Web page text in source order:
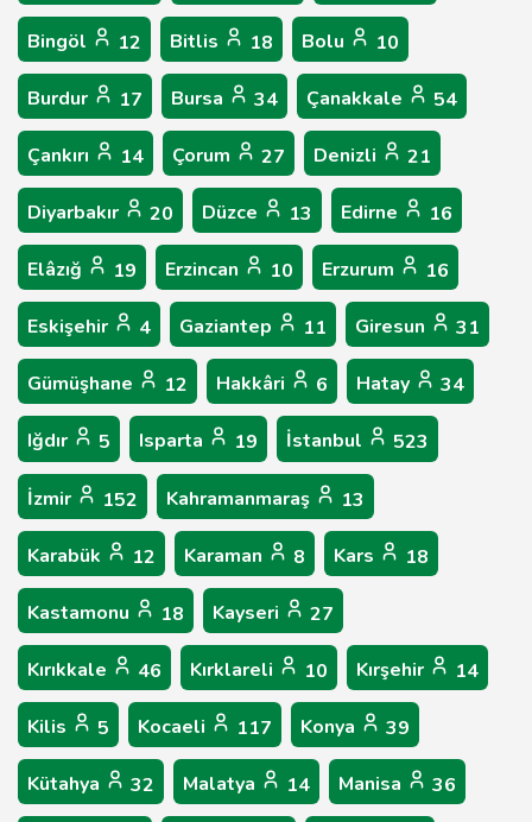
Bingöl 12 Bitlis 18 Bolu 10
Burdur 17 Bursa 34 Çanakkale 54
Çankırı 14 Çorum 27 Denizli 21
Diyarbakır 20 Düzce 13 Edirne 16
Elâzığ 19 Erzincan 10 Erzurum 16
Eskişehir 4 Gaziantep 11 Giresun 31
Gümüşhane 12 Hakkâri 6 Hatay 34
Iğdır 5 Isparta 19 İstanbul 523
İzmir 152 Kahramanmaraş 13
Karabük 12 Karaman 8 Kars 18
Kastamonu 18 Kayseri 27
Kırıkkale 46 Kırklareli 10 Kırşehir 14
Kilis 5 Kocaeli 117 Konya 39
Kütahya 32 Malatya 14 Manisa 36